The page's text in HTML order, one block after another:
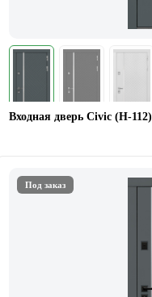
Входная дверь Civic (Н-112)
Под заказ